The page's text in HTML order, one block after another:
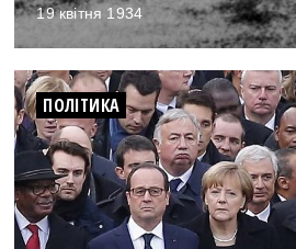
19 квітня 1934
ПОЛІТИКА